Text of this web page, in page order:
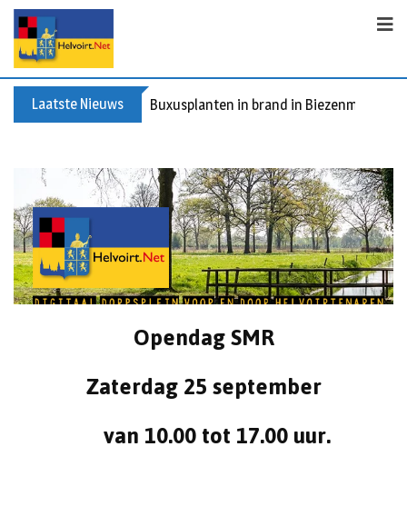
Laatste Nieuws Buxusplanten in brand in Biezenmortel,
Opendag SMR
Zaterdag 25 september
van 10.00 tot 17.00 uur.